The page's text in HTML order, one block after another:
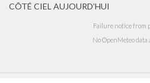
CÔTÉ CIEL AUJOURD’HUI
Failure notice from
No OpenMeteo data